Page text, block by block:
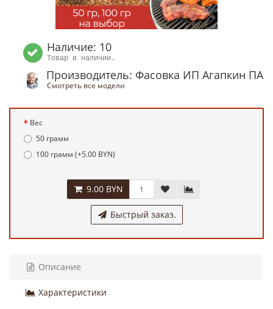
Наличие: 10
Товар в наличии.
Производитель: Фасовка ИП Агапкин ПА
Смотреть все модели
Вес
50 грамм
100 грамм (+5.00 BYN)
9.00 BYN
Быстрый заказ.
Описание
Характеристики